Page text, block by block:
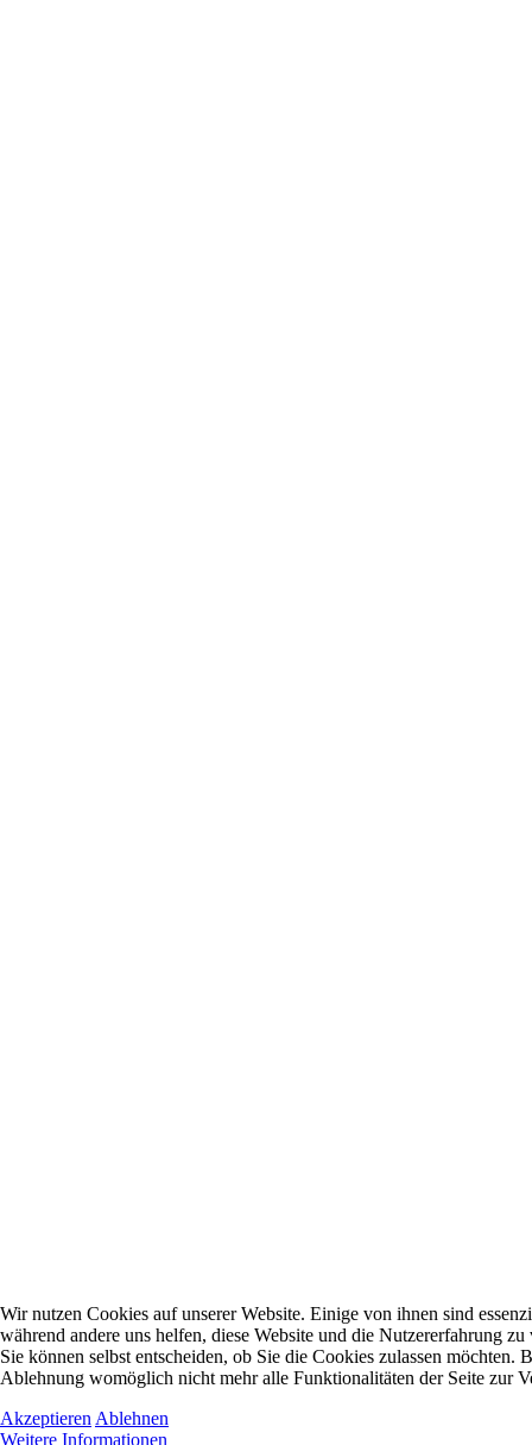
Wir nutzen Cookies auf unserer Website. Einige von ihnen sind
während andere uns helfen, diese Website und die Nutzererfahrung
Sie können selbst entscheiden, ob Sie die Cookies zulassen möchten.
Ablehnung womöglich nicht mehr alle Funktionalitäten der Seite zur
Akzeptieren Ablehnen
Weitere Informationen